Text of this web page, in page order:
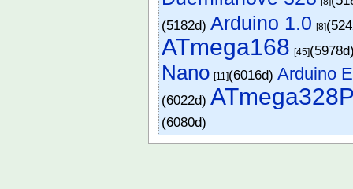
(5182d)Arduino 1.0 [8]
ATmega168 [45]
Nano [11](6016d)Arduino
(6022d)
(6080d)